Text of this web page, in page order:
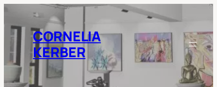
springenCORNELIA
KERBER